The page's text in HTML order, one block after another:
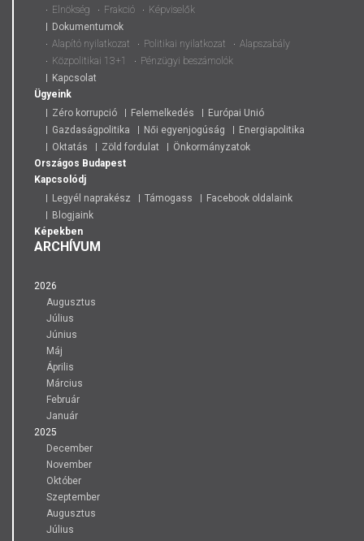
Elnökség
Frakció
Képviselők
Dokumentumok
Alapító nyilatkozat
Politikai nyilatkozat
Alapszabály
Közpolitikai 13+1
Pénzügyi beszámolók
Kapcsolat
Ügyeink
Zéro korrupció
Felemelkedés
Európai Unió
Gazdaságpolitika
Női egyenjogúság
Energiapolitika
Oktatás
Zöld fordulat
Önkormányzatok
Országos Budapest
Kapcsolódj
Legyél naprakész
Támogass
Facebook oldalaink
Blogjaink
Képekben
ARCHÍVUM
2026
Augusztus
Július
Június
Máj
Április
Március
Február
Január
2025
December
November
Október
Szeptember
Augusztus
Július